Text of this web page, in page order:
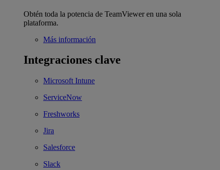
Obtén toda la potencia de TeamViewer en una sola
plataforma.
Más información
Integraciones clave
Microsoft Intune
ServiceNow
Freshworks
Jira
Salesforce
Slack